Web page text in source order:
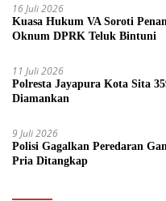
16 Juli 2026
Kuasa Hukum VA Soroti
Oknum DPRK Teluk Bintuni
11 Juli 2026
Polresta Jayapura Kota Sita
Diamankan
9 Juli 2026
Polisi Gagalkan Peredaran
Pria Ditangkap